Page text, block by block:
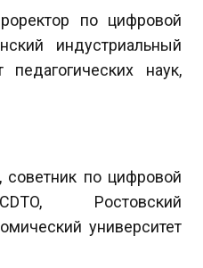
по цифровой
индустриальный
педагогических наук,
, советник по цифровой
Ростовский
университет